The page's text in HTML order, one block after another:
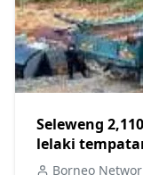
Seleweng
lelaki
Borneo